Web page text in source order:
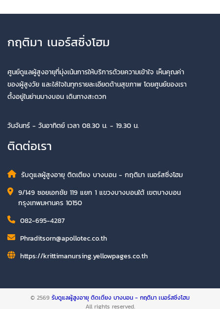
กฤติมา เนอร์สซิ่งโฮม
ศูนย์ดูแลผู้สูงอายุที่มุ่งเน้นการให้บริการด้วยความเข้าใจ เห็นคุณค่า
ของผู้สูงวัย และใส่ใจในทุกรายละเอียดด้านสุขภาพ โดยศูนย์ของเรา
ตั้งอยู่ในย่านบางบอน เดินทางสะดวก
วันจันทร์ - วันอาทิตย์ เวลา 08.30 น. - 19.30 น.
ติดต่อเรา
รับดูแลผู้สูงอายุ ติดเตียง บางบอน - กฤติมา เนอร์สซิ่งโฮม
9/149 ซอยเอกชัย 119 แยก 1 แขวงบางบอนใต้ เขตบางบอน
กรุงเทพมหานคร 10150
082-695-4287
Phraditsorn@apollotec.co.th
https://krittimanursing.yellowpages.co.th
© 2569 รับดูแลผู้สูงอายุ ติดเตียง บางบอน - กฤติมา เนอร์สซิ่งโฮม
All rights reserved.